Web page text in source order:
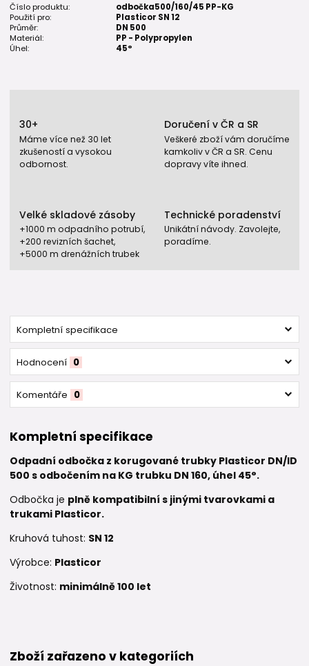
Číslo produktu:
odbočka500/160/45 PP-KG
Použití pro:
Plasticor SN 12
Průměr:
DN 500
Materiál:
PP - Polypropylen
Úhel:
45°
30+
Máme více než 30 let
zkušeností a vysokou
odbornost.
Doručení v ČR a SR
Veškeré zboží vám doručíme
kamkoliv v ČR a SR. Cenu
dopravy víte ihned.
Velké skladové zásoby
+1000 m odpadního potrubí,
+200 revizních šachet,
+5000 m drenážních trubek
Technické poradenství
Unikátní návody. Zavolejte,
poradíme.
Kompletní specifikace
Hodnocení 0
Komentáře 0
Kompletní specifikace
Odpadní odbočka z korugované trubky Plasticor DN/ID
500 s odbočením na KG trubku DN 160, úhel 45°.
Odbočka je plně kompatibilní s jinými tvarovkami a
trukami Plasticor.
Kruhová tuhost: SN 12
Výrobce: Plasticor
Životnost: minimálně 100 let
Zboží zařazeno v kategoriích